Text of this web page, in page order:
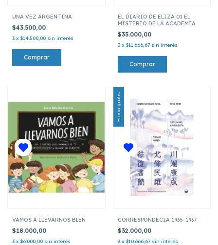
UNA VEZ ARGENTINA
$43.500,00
3 x $14.500,00 sin interés
EL DIARIO DE ELIZA 01 EL
MISTERIO DE LA ACADEMIA
$35.000,00
3 x $11.666,67 sin interés
VAMOS A LLEVARNOS BIEN
$18.000,00
3 x $6.000,00 sin interés
Envío gratis
CORRESPONDECIA 1935-1937
$32.000,00
3 x $10.666,67 sin interés